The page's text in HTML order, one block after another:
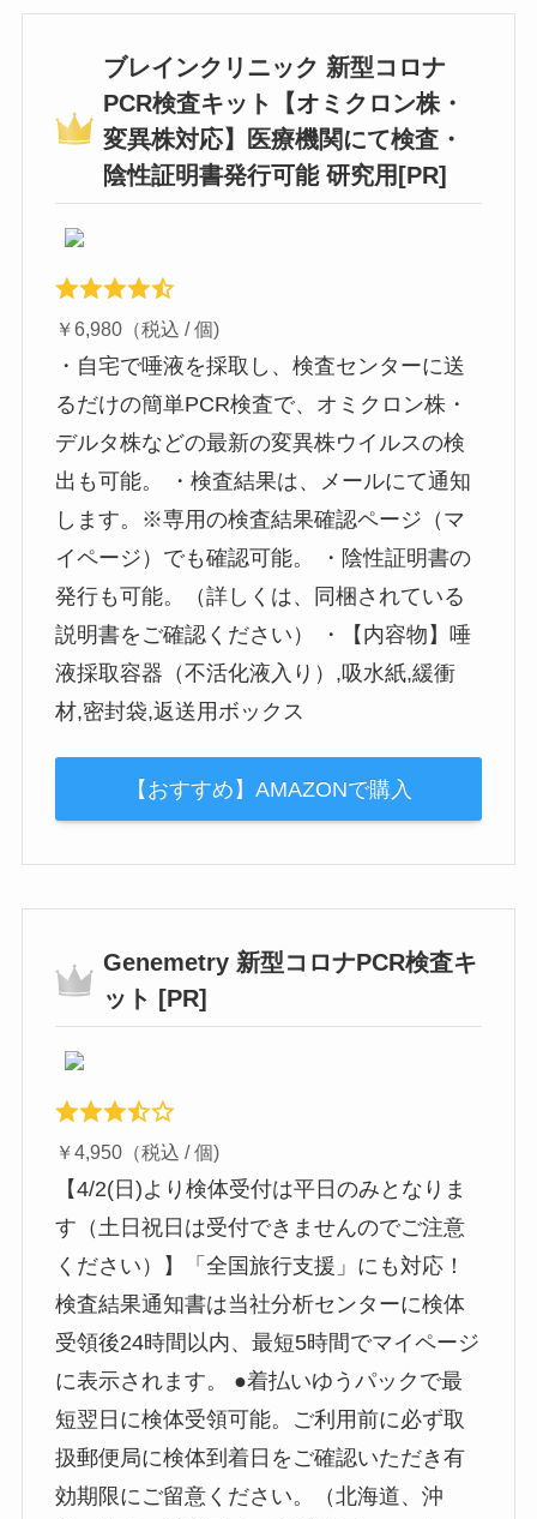
ブレインクリニック 新型コロナ
PCR検査キット【オミクロン株・
変異株対応】医療機関にて検査・
陰性証明書発行可能 研究用[PR]
￥6,980（税込 / 個)
・自宅で唾液を採取し、検査センターに送
るだけの簡単PCR検査で、オミクロン株・
デルタ株などの最新の変異株ウイルスの検
出も可能。 ・検査結果は、メールにて通知
します。※専用の検査結果確認ページ（マ
イページ）でも確認可能。 ・陰性証明書の
発行も可能。（詳しくは、同梱されている
説明書をご確認ください） ・【内容物】唾
液採取容器（不活化液入り）,吸水紙,緩衝
材,密封袋,返送用ボックス
【おすすめ】AMAZONで購入
Genemetry 新型コロナPCR検査キ
ット [PR]
￥4,950（税込 / 個)
【4/2(日)より検体受付は平日のみとなりま
す（土日祝日は受付できませんのでご注意
ください）】「全国旅行支援」にも対応！
検査結果通知書は当社分析センターに検体
受領後24時間以内、最短5時間でマイページ
に表示されます。 ●着払いゆうパックで最
短翌日に検体受領可能。ご利用前に必ず取
扱郵便局に検体到着日をご確認いただき有
効期限にご留意ください。（北海道、沖